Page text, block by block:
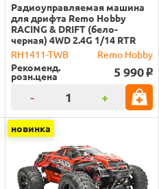
Радиоуправляемая машина
для дрифта Remo Hobby
RACING & DRIFT (бело-
черная) 4WD 2.4G 1/14 RTR
RH1411-TWB
Remo Hobby
Рекоменд.
розн.цена 5 990 o
- +
новинка